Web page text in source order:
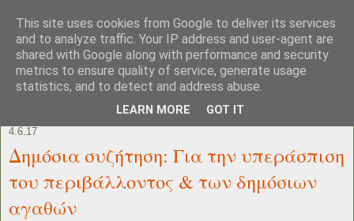
4.6.17
Δημόσια συζήτηση: Για την υπεράσπιση
του περιβάλλοντος & των δημόσιων
αγαθών
This site uses cookies from Google to deliver its services
and to analyze traffic. Your IP address and user-agent are
shared with Google along with performance and security
metrics to ensure quality of service, generate usage
statistics, and to detect and address abuse.
LEARN MORE GOT IT